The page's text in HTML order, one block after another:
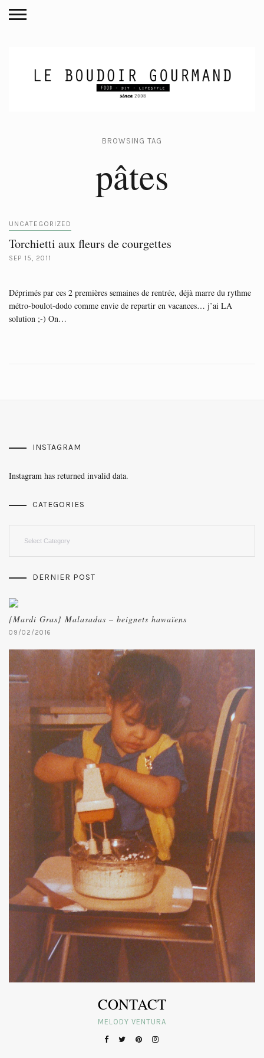
BROWSING TAG
pâtes
UNCATEGORIZED
Torchietti aux fleurs de courgettes
SEP 15, 2011
Déprimés par ces 2 premières semaines de rentrée, déjà marre du rythme
métro-boulot-dodo comme envie de repartir en vacances… j’ai LA
solution ;-) On…
INSTAGRAM
Instagram has returned invalid data.
CATEGORIES
DERNIER POST
{Mardi Gras} Malasadas – beignets hawaïens
09/02/2016
CONTACT
MELODY VENTURA